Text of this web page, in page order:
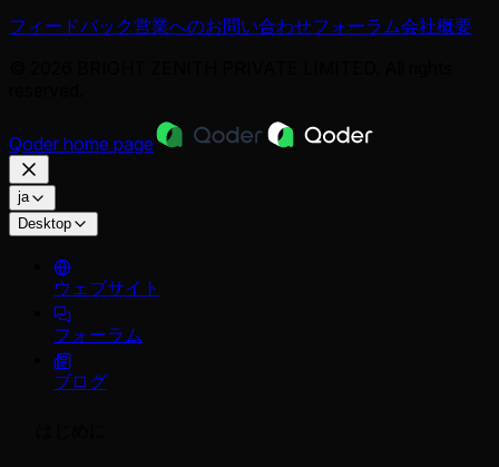
フィードバック営業へのお問い合わせフォーラム会社概要
Qoder home page
ja
Desktop
ウェブサイト
フォーラム
ブログ